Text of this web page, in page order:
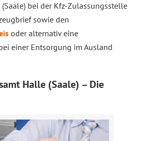
bei der Kfz-Zulassungsstelle
sowie den
oder alternativ eine
einer Entsorgung im Ausland
Halle (Saale) – Die